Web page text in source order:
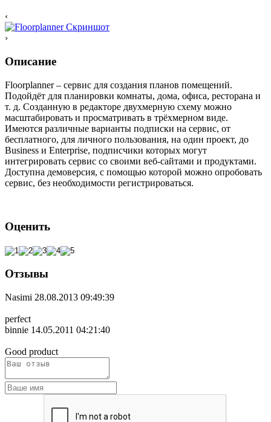
‹
›
Описание
Floorplanner – сервис для создания планов помещений.
Подойдёт для планировки комнаты, дома, офиса, ресторана и
т. д. Созданную в редакторе двухмерную схему можно
масштабировать и просматривать в трёхмерном виде.
Имеются различные варианты подписки на сервис, от
бесплатного, для личного пользования, на один проект, до
Business и Enterprise, подписчики которых могут
интегрировать сервис со своими веб-сайтами и продуктами.
Доступна демоверсия, с помощью которой можно опробовать
сервис, без необходимости регистрироваться.
Оценить
Отзывы
Nasimi 28.08.2013 09:49:39
perfect
binnie 14.05.2011 04:21:40
Good product